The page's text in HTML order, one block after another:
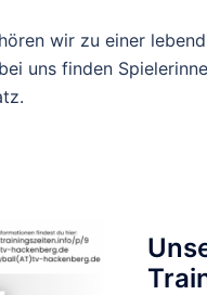
wir zu einer
uns finden